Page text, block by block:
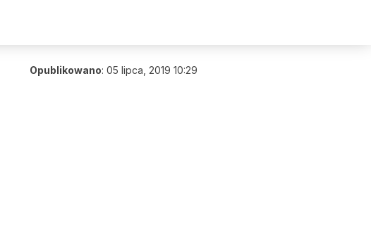
Opublikowano: 05 lipca, 2019 10:29